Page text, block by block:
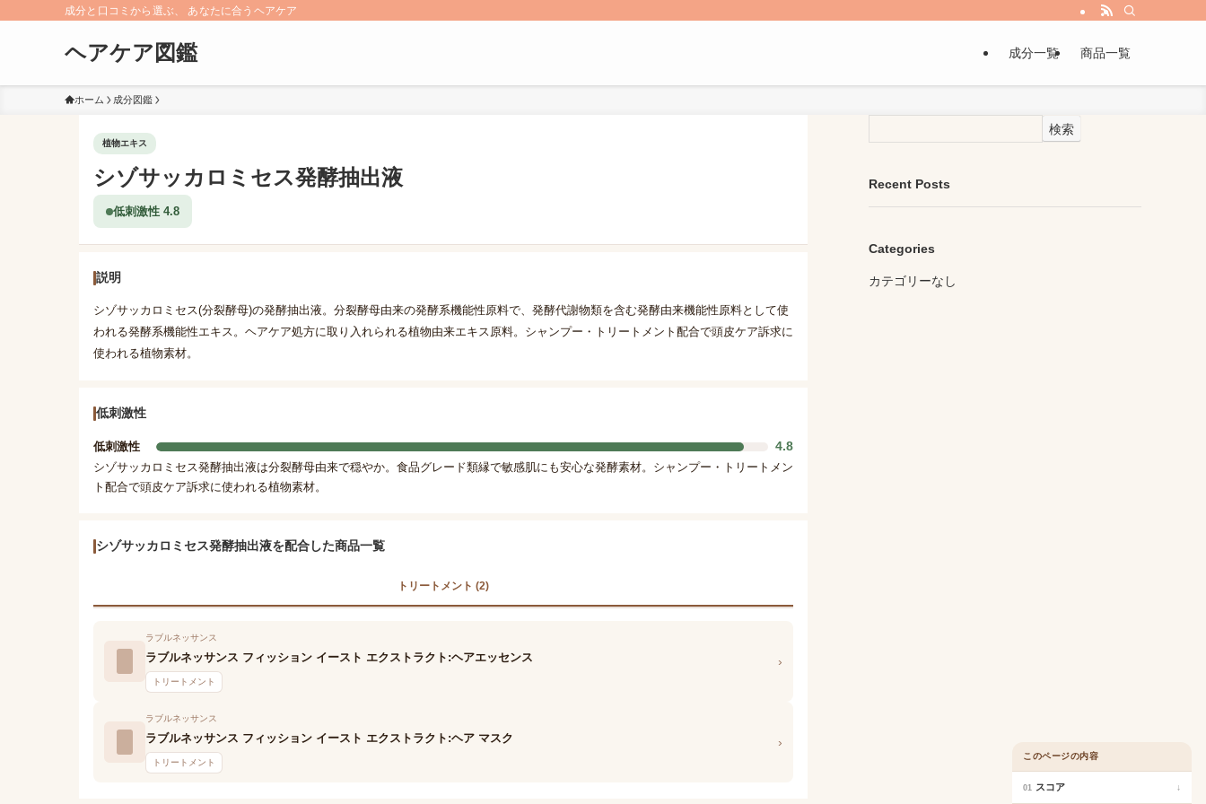
成分と口コミから選ぶ、 あなたに合うヘアケア
ヘアケア図鑑 成分一覧 商品一覧
ホーム 成分図鑑
植物エキス
シゾサッカロミセス発酵抽出液
低刺激性 4.8
説明
シゾサッカロミセス(分裂酵母)の発酵抽出液。分裂酵母由来の発酵系機能性原料で、発酵代謝物類を含む発酵由来機能性原料として使
われる発酵系機能性エキス。ヘアケア処方に取り入れられる植物由来エキス原料。シャンプー・トリートメント配合で頭皮ケア訴求に
使われる植物素材。
低刺激性
低刺激性 4.8
シゾサッカロミセス発酵抽出液は分裂酵母由来で穏やか。食品グレード類縁で敏感肌にも安心な発酵素材。シャンプー・トリートメン
ト配合で頭皮ケア訴求に使われる植物素材。
シゾサッカロミセス発酵抽出液を配合した商品一覧
トリートメント (2)
ラブルネッサンス
ラブルネッサンス フィッション イースト エクストラクト:ヘアエッセンス
トリートメント
›
ラブルネッサンス
ラブルネッサンス フィッション イースト エクストラクト:ヘア マスク
トリートメント
›
検索
Recent Posts
Categories
カテゴリーなし
このページの内容
01 スコア ↓